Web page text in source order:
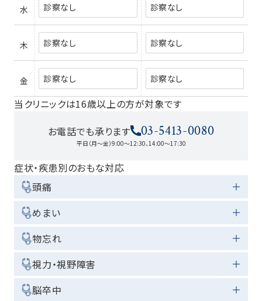
水 診察なし 診察なし
木 診察なし 診察なし
金 診察なし 診察なし
当クリニックは16歳以上の方が対象です
お電話でも承ります
03-5413-0080
平日（月～金）9:00～12:30、14:00～17:30
症状・疾患別のおもな対応
頭痛
めまい
物忘れ
視力・視野障害
脳卒中